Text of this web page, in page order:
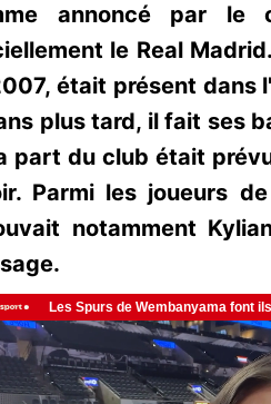
annoncé par le
le Real
était présent dans
plus tard, il fait ses
part du club était
Parmi les joueurs
notamment